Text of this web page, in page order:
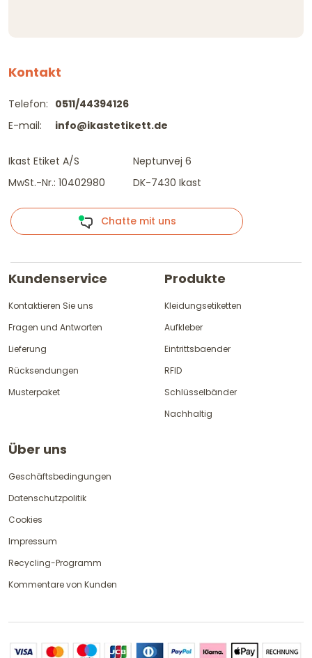
Kontakt
Telefon:
E-mail:
0511/44394126
info@ikastetikett.de
Ikast Etiket A/S
MwSt.-Nr.: 10402980
Neptunvej 6
DK-7430 Ikast
Chatte mit uns
Kundenservice
Kontaktieren Sie uns
Fragen und Antworten
Lieferung
Rücksendungen
Musterpaket
Produkte
Kleidungsetiketten
Aufkleber
Eintrittsbaender
RFID
Schlüsselbänder
Nachhaltig
Über uns
Geschäftsbedingungen
Datenschutzpolitik
Cookies
Impressum
Recycling-Programm
Kommentare von Kunden